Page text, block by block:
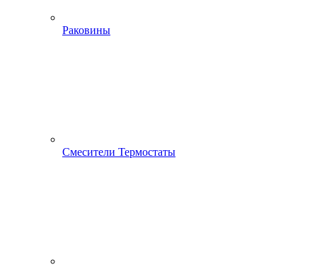
Раковины
Смесители Термостаты